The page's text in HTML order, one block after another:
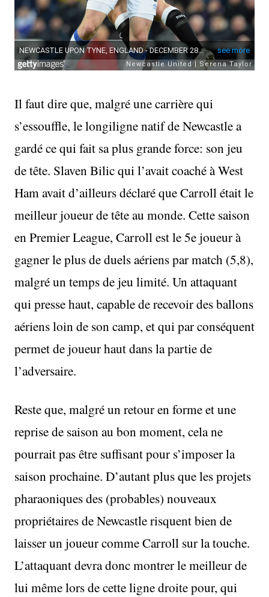
Il faut dire que, malgré une carrière qui
s’essouffle, le longiligne natif de Newcastle a
gardé ce qui fait sa plus grande force: son jeu
de tête. Slaven Bilic qui l’avait coaché à West
Ham avait d’ailleurs déclaré que Carroll était le
meilleur joueur de tête au monde. Cette saison
en Premier League, Carroll est le 5e joueur à
gagner le plus de duels aériens par match (5,8),
malgré un temps de jeu limité. Un attaquant
qui presse haut, capable de recevoir des ballons
aériens loin de son camp, et qui par conséquent
permet de joueur haut dans la partie de
l’adversaire.
Reste que, malgré un retour en forme et une
reprise de saison au bon moment, cela ne
pourrait pas être suffisant pour s’imposer la
saison prochaine. D’autant plus que les projets
pharaoniques des (probables) nouveaux
propriétaires de Newcastle risquent bien de
laisser un joueur comme Carroll sur la touche.
L’attaquant devra donc montrer le meilleur de
lui même lors de cette ligne droite pour, qui